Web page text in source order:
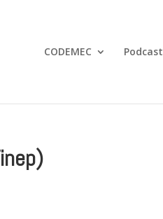
CODEMEC Podcast